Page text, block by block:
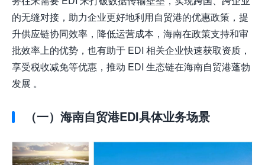
的无缝对接，助力企业更好地利用自贸港的优惠政策，提
升供应链协同效率，降低运营成本，海南在政策支持和审
批效率上的优势，也有助于 EDI 相关企业快速获取资质，
享受税收减免等优惠，推动 EDI 生态链在海南自贸港蓬勃
发展 。
（一）海南自贸港EDI具体业务场景